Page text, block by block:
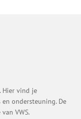
Hier vind je
ondersteuning. De
VWS.